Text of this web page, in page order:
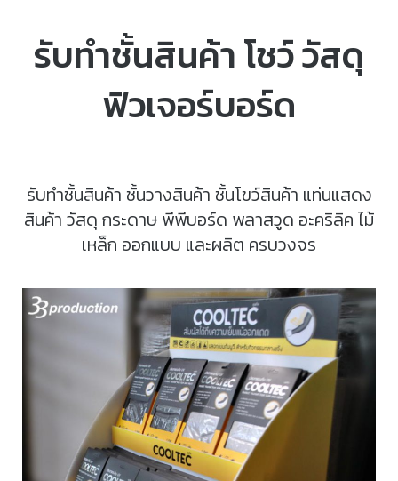
รับทำชั้นสินค้า โชว์ วัสดุ
ฟิวเจอร์บอร์ด
รับทำชั้นสินค้า ชั้นวางสินค้า ชั้นโขว์สินค้า แท่นแสดง
สินค้า วัสดุ กระดาษ พีพีบอร์ด พลาสวูด อะคริลิค ไม้
เหล็ก ออกแบบ และผลิต ครบวงจร